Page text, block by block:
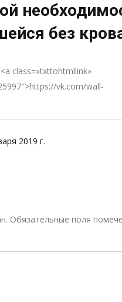
без
class=»txttohtmllink»
vk.com/wall-
2019 г.
Обязательные поля